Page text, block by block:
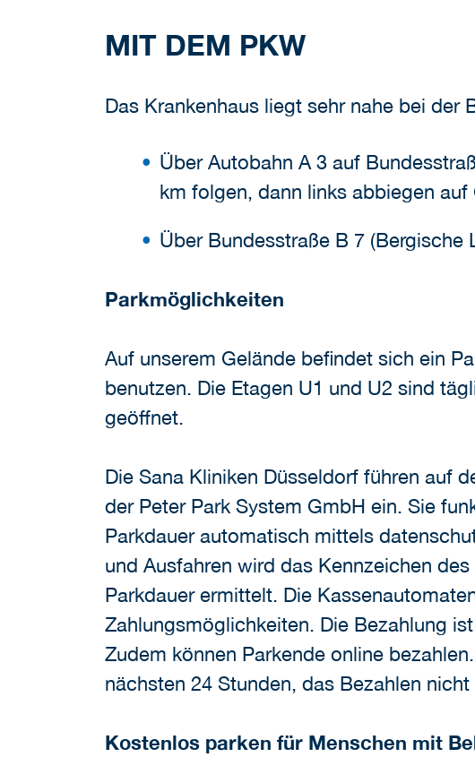
MIT DEM PKW
Das Krankenhaus liegt sehr nahe bei der
Über Autobahn A 3 auf
km folgen, dann links abbiegen auf
Über Bundesstraße B 7 (Bergische
Parkmöglichkeiten
Auf unserem Gelände befindet sich ein
benutzen. Die Etagen U1 und U2 sind
geöffnet.
Die Sana Kliniken Düsseldorf führen auf
der Peter Park System GmbH ein. Sie
Parkdauer automatisch mittels
und Ausfahren wird das Kennzeichen
Parkdauer ermittelt. Die
Zahlungsmöglichkeiten. Die Bezahlung
Zudem können Parkende online
nächsten 24 Stunden, das Bezahlen
Kostenlos parken für Menschen mit